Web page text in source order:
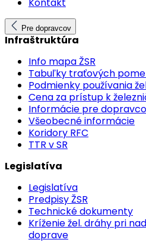
Pre dopravcov
Infraštruktúra
Info mapa ŽSR
Tabuľky traťových
Podmienky používania
Cena za prístup k
Informácie pre
Všeobecné informácie
Koridory RFC
TTR v SR
Legislatíva
Legislatíva
Predpisy ŽSR
Technické dokumenty
Kríženie žel. dráhy pri
doprave